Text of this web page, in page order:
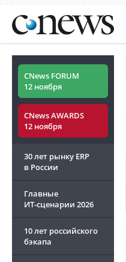
CNews FORUM
12 ноября
CNews AWARDS
12 ноября
30 лет рынку ERP
в России
Главные
ИТ-сценарии 2026
10 лет российского
бэкапа